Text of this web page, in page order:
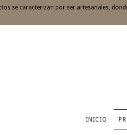
se caracterizan por ser artesanales,
INICIO